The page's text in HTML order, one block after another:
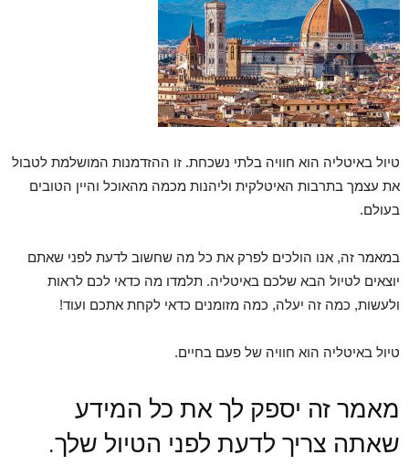
טיול באיטליה הוא חוויה בלתי נשכחת. זו ההזדמנות המושלמת לטבול
את עצמך בתרבות האיטלקית וליהנות מכמה מהאוכל והיין הטובים
בעולם.
במאמר זה, אנו הולכים לפרק את כל מה שחשוב לדעת לפני שאתם
יוצאים לטיול הבא שלכם באיטליה. תלמדו מה כדאי לכם לראות
ולעשות, כמה זה יעלה, כמה מזומנים כדאי לקחת אתכם ועוד!
טיול באיטליה הוא חוויה של פעם בחיים.
מאמר זה יספק לך את כל המידע
שאתה צריך לדעת לפני הטיול שלך.